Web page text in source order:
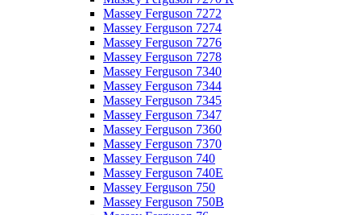
Massey Ferguson 7272
Massey Ferguson 7274
Massey Ferguson 7276
Massey Ferguson 7278
Massey Ferguson 7340
Massey Ferguson 7344
Massey Ferguson 7345
Massey Ferguson 7347
Massey Ferguson 7360
Massey Ferguson 7370
Massey Ferguson 740
Massey Ferguson 740E
Massey Ferguson 750
Massey Ferguson 750B